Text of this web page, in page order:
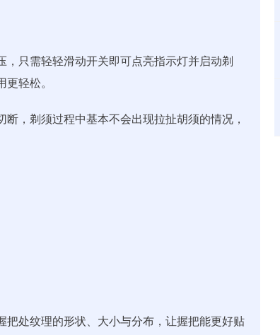
只需轻轻滑动开关即可点亮指示灯并启动剃
轻松。
，剃须过程中基本不会出现拉扯胡须的情况，
处纹理的形状、大小与分布，让握把能更好贴